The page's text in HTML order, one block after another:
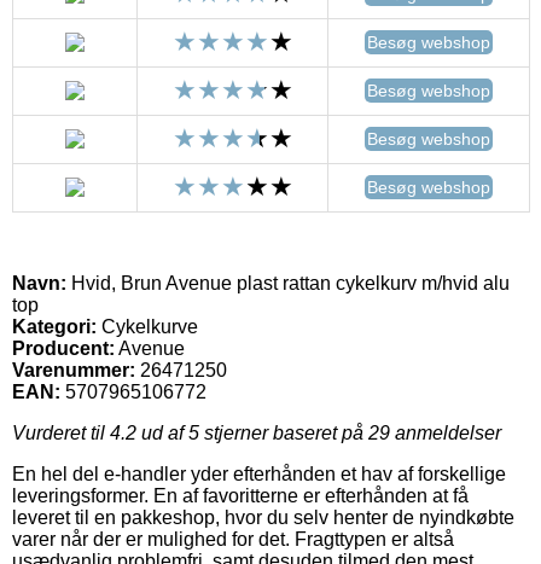
Besøg webshop
Besøg webshop
Besøg webshop
Besøg webshop
Navn: Hvid, Brun Avenue plast rattan cykelkurv m/hvid alu
top
Kategori: Cykelkurve
Producent: Avenue
Varenummer: 26471250
EAN: 5707965106772
Vurderet til 4.2 ud af 5 stjerner baseret på 29 anmeldelser
En hel del e-handler yder efterhånden et hav af forskellige
leveringsformer. En af favoritterne er efterhånden at få
leveret til en pakkeshop, hvor du selv henter de nyindkøbte
varer når der er mulighed for det. Fragttypen er altså